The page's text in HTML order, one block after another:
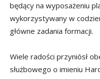
będący na wyposażeniu
wykorzystywany w
główne zadania formacji.
Wiele radości przyniósł
służbowego o imieniu